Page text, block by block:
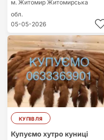
м. Житомир Житомирська
обл.
05-05-2026
КУПІВЛЯ
Купуємо хутро куниці